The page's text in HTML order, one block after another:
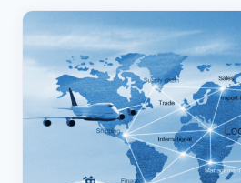
QUE
TRANSFORMA
O
VAREJO